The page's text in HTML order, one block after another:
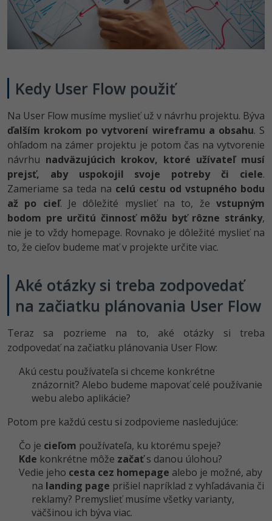
Kedy User Flow použiť
Na User Flow musíme myslieť už v návrhu projektu. Býva
ďalším krokom po vytvorení wireframu a obsahu. S
ohľadom na zámer projektu je potom čas na vytvorenie
návrhu nadväzujúcich krokov, ktoré užívateľ musí
prejsť, aby uspokojil svoje potreby či ciele.
Zameriame sa teda na celú cestu od vstupného bodu
až po cieľ. Je dôležité myslieť na to, ževstupným
bodom pre určitú činnosť môžu byť rôzne stránky,
nie je to vždy homepage. Rovnako je dôležité myslieť na
to, že cieľov budeme mať v projekte určite viac.
Aké otázky si treba zodpovedať
na začiatku plánovania User Flow
Teraz sa pozrieme na to, aké otázky si treba
zodpovedať na začiatku plánovania User Flow:
Akú cestu používateľa si chceme konkrétne
znázorniť? Alebo budeme mapovať celé používanie
webu alebo aplikácie?
Potom pre každú cestu si zodpovieme nasledujúce:
Čo je cieľom používateľa, ku ktorému speje?
Kde konkrétne môže začaťs danou úlohou?
Vedie jeho cesta cez homepage alebo je možné, aby
na landing page prišiel napríklad z vyhľadávania či
reklamy? Premyslieť musíme všetky varianty,
väčšinou ich býva viac.